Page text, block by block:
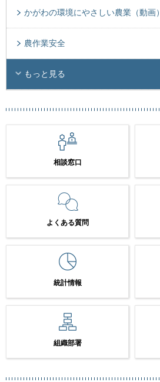
かがわの環境にやさしい農業（動画）
農作業安全
もっと見る
相談窓口
よくある質問
統計情報
組織部署